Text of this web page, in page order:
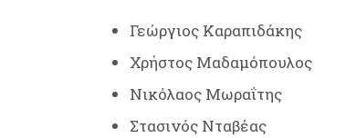
Γεώργιος Καραπιδάκης
Χρήστος Μαδαμόπουλος
Νικόλαος Μωραΐτης
Στασινός Νταβέας